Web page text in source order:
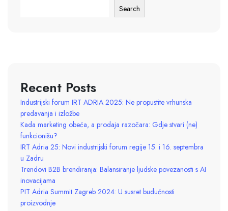
Search
Recent Posts
Industrijski forum IRT ADRIA 2025: Ne propustite vrhunska
predavanja i izložbe
Kada marketing obeća, a prodaja razočara: Gdje stvari (ne)
funkcionišu?
IRT Adria 25: Novi industrijski forum regije 15. i 16. septembra
u Zadru
Trendovi B2B brendiranja: Balansiranje ljudske povezanosti s AI
inovacijama
PIT Adria Summit Zagreb 2024: U susret budućnosti
proizvodnje